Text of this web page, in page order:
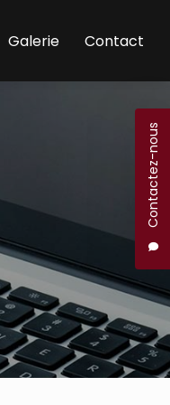
Contactez-nous
Galerie Contact